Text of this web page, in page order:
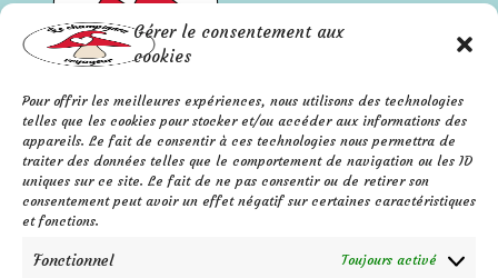
Gérer le consentement aux
cookies
Pour offrir les meilleures expériences, nous utilisons des technologies
telles que les cookies pour stocker et/ou accéder aux informations des
appareils. Le fait de consentir à ces technologies nous permettra de
traiter des données telles que le comportement de navigation ou les ID
uniques sur ce site. Le fait de ne pas consentir ou de retirer son
consentement peut avoir un effet négatif sur certaines caractéristiques
et fonctions.
Fonctionnel Toujours activé
L'histoire de l'entreprise
Mentions légales
Confidentialité
C.G.V.
FAQ
Contact
F
a
c
e
P
i
n
I
n
s